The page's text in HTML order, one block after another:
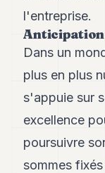
l'entreprise.
Dans un
plus en plus
s'appuie sur
excellence
poursuivre
sommes